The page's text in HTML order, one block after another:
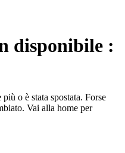
disponibile :
o è stata spostata. Forse
Vai alla home per